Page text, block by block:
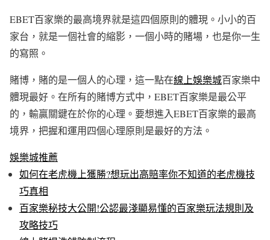
EBET百家樂的最高境界就是這四個原則的體現。小小的百
家台，就是一個社會的縮影，一個小時的賭場，也是你一生
的寫照。
賭博，賭的是一個人的心理，這一點在線上娛樂城百家樂中
體現最好。在所有的賭博方式中，EBET百家樂是最公平
的，輸贏關鍵在於你的心理。要想進入EBET百家樂的最高
境界，把握和運用四個心理原則是最好的方法。
娛樂城推薦
如何在老虎機上獲勝?想玩出高賠率你不知道的老虎機技
巧真相
百家樂秘技大公開!公認最淺顯易懂的百家樂玩法規則及
攻略技巧